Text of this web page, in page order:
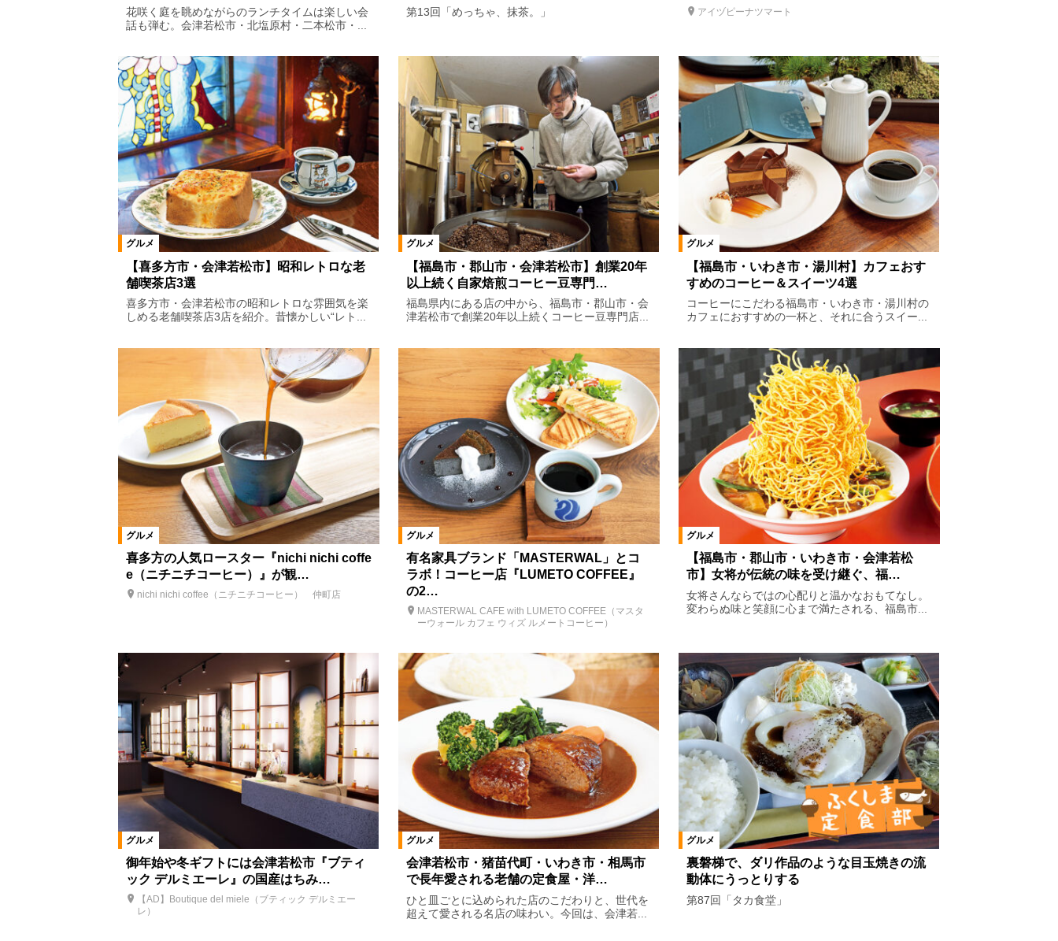
花咲く庭を眺めながらのランチタイムは楽しい会
話も弾む。会津若松市・北塩原村・二本松市・...
第13回「めっちゃ、抹茶。」 アイヅピーナツマート
グルメ
【喜多方市・会津若松市】昭和レトロな老
舗喫茶店3選
喜多方市・会津若松市の昭和レトロな雰囲気を楽
しめる老舗喫茶店3店を紹介。昔懐かしい“レト...
グルメ
【福島市・郡山市・会津若松市】創業20年
以上続く自家焙煎コーヒー豆専門…
福島県内にある店の中から、福島市・郡山市・会
津若松市で創業20年以上続くコーヒー豆専門店...
グルメ
【福島市・いわき市・湯川村】カフェおす
すめのコーヒー＆スイーツ4選
コーヒーにこだわる福島市・いわき市・湯川村の
カフェにおすすめの一杯と、それに合うスイー...
グルメ
喜多方の人気ロースター『nichi nichi coffe
e（ニチニチコーヒー）』が観…
nichi nichi coffee（ニチニチコーヒー） 仲町店
グルメ
有名家具ブランド「MASTERWAL」とコ
ラボ！コーヒー店『LUMETO COFFEE』
の2…
MASTERWAL CAFE with LUMETO COFFEE（マスタ
ーウォール カフェ ウィズ ルメートコーヒー）
グルメ
【福島市・郡山市・いわき市・会津若松
市】女将が伝統の味を受け継ぐ、福…
女将さんならではの心配りと温かなおもてなし。
変わらぬ味と笑顔に心まで満たされる、福島市...
グルメ
御年始や冬ギフトには会津若松市『ブティ
ック デルミエーレ』の国産はちみ…
【AD】Boutique del miele（ブティック デルミエー
レ）
グルメ
会津若松市・猪苗代町・いわき市・相馬市
で長年愛される老舗の定食屋・洋…
ひと皿ごとに込められた店のこだわりと、世代を
超えて愛される名店の味わい。今回は、会津若...
グルメ
裏磐梯で、ダリ作品のような目玉焼きの流
動体にうっとりする
第87回「タカ食堂」